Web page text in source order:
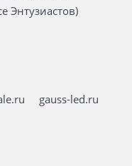
Энтузиастов)
gauss-led.ru